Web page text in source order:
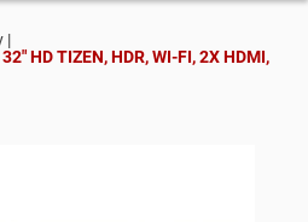
|
HD TIZEN, HDR, WI-FI, 2X HDMI,